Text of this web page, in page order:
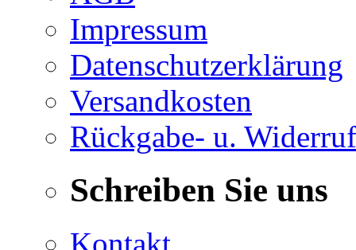
Impressum
Datenschutzerklärung
Versandkosten
Rückgabe- u.
Schreiben Sie uns
Kontakt